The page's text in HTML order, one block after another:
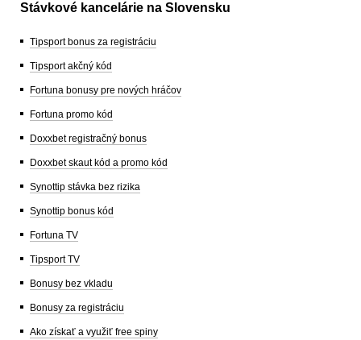
Stávkové kancelárie na Slovensku
Tipsport bonus za registráciu
Tipsport akčný kód
Fortuna bonusy pre nových hráčov
Fortuna promo kód
Doxxbet registračný bonus
Doxxbet skaut kód a promo kód
Synottip stávka bez rizika
Synottip bonus kód
Fortuna TV
Tipsport TV
Bonusy bez vkladu
Bonusy za registráciu
Ako získať a využiť free spiny